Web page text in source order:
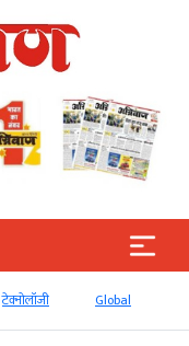
टेक्‍नोलॉजी Global